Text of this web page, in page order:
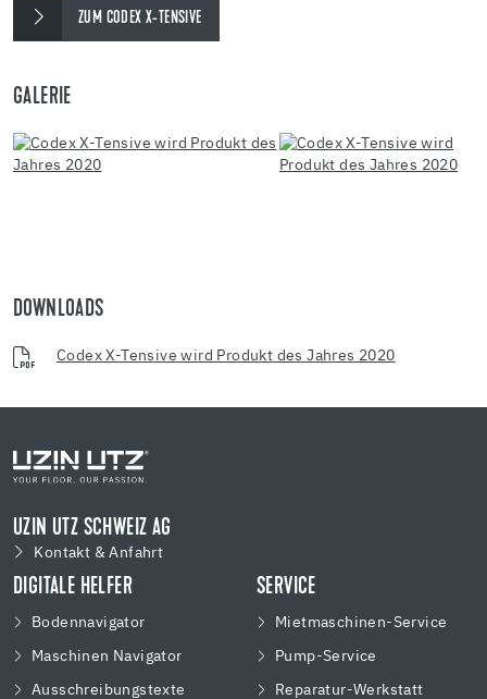
ZUM CODEX X-TENSIVE
GALERIE
DOWNLOADS
Codex X-Tensive wird Produkt des Jahres 2020
UZIN UTZ SCHWEIZ AG
Kontakt & Anfahrt
DIGITALE HELFER
Bodennavigator
Maschinen Navigator
Ausschreibungstexte
SERVICE
Mietmaschinen-Service
Pump-Service
Reparatur-Werkstatt